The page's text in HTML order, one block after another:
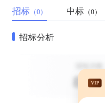
招标 （0） 中标 （0）
招标分析
VIP